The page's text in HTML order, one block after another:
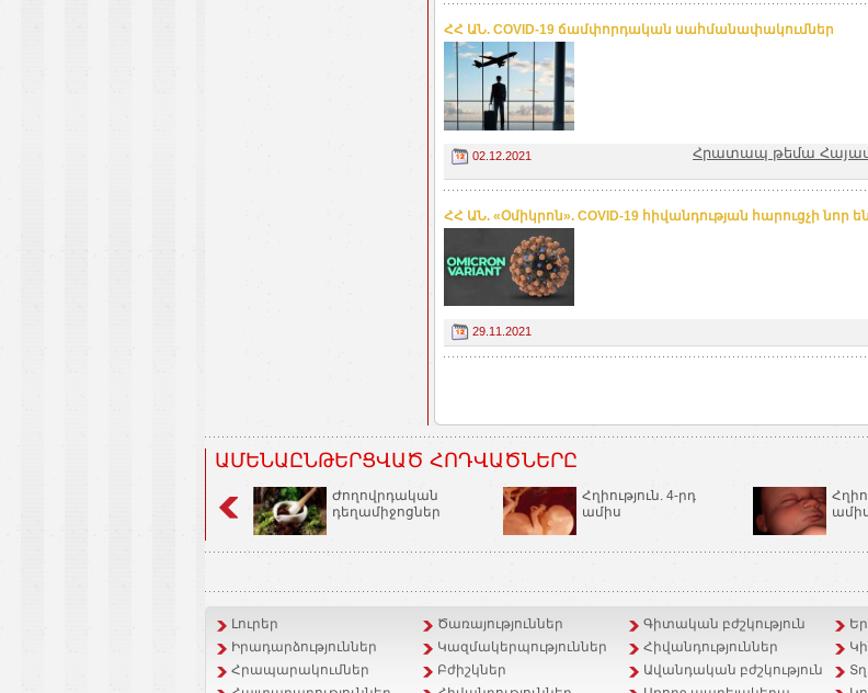
ՀՀ ԱՆ. COVID-19 ճամփորդական սահմանափակումներ
02.12.2021 Հրատապ թեմա
ՀՀ ԱՆ. «Օմիկրոն». COVID-19 հիվանդության հարուցչի
29.11.2021
ԱՄԵՆԱԸՆԹԵՐՑՎԱԾ ՀՈԴՎԱԾՆԵՐԸ
Ժողովրդական
դեղամիջոցներ
Հղիություն. 4-րդ
ամիս
Լուրեր Ծառայություններ Գիտական բժշկություն
Իրադարձություններ
Կազմակերպություններ Հիվանդություններ
Հրապարակումներ
Բժիշկներ Ավանդական բժշկություն